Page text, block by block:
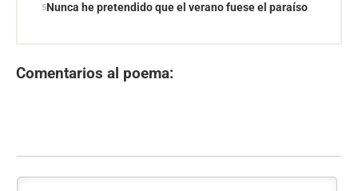
Nunca he pretendido que el verano fuese el paraíso
Comentarios al poema: